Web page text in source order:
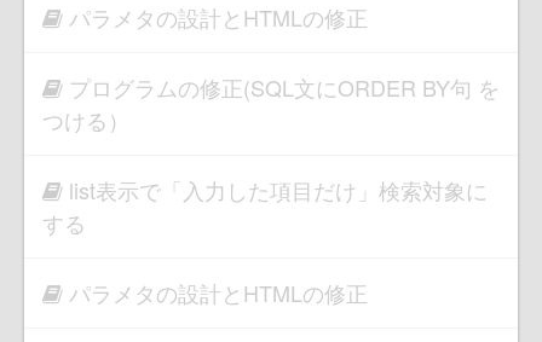
パラメタの設計とHTMLの修正
プログラムの修正(SQL文にORDER BY句 を
つける）
list表示で「入力した項目だけ」検索対象に
する
パラメタの設計とHTMLの修正